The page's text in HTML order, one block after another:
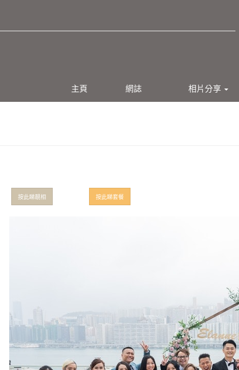
主頁 網誌 相片分享
按此睇靚相 按此睇套餐